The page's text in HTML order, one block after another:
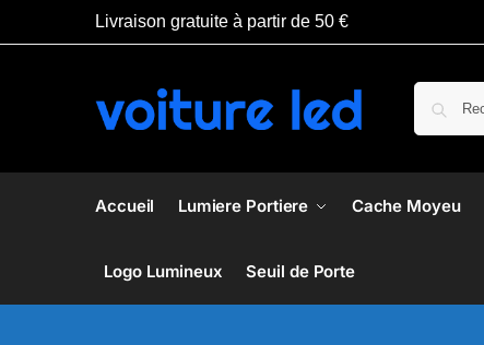
Livraison gratuite à partir de 50 €
Accueil Lumiere Portiere Cache Moyeu
Logo Lumineux Seuil de Porte